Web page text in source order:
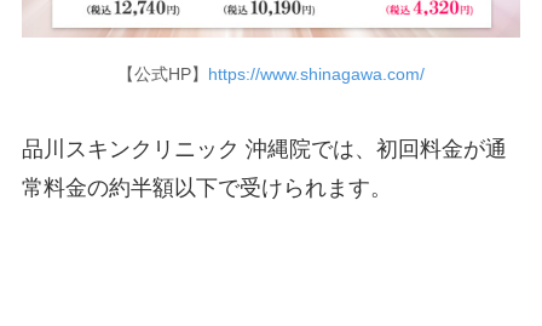
【公式HP】 https://www.shinagawa.com/
品川スキンクリニック 沖縄院では、初回料金が通
常料金の約半額以下で受けられます。